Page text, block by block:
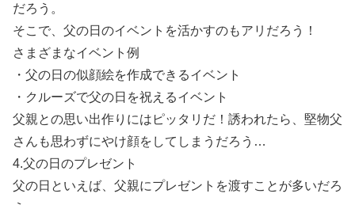
だろう。
そこで、父の日のイベントを活かすのもアリだろう！
さまざまなイベント例
・父の日の似顔絵を作成できるイベント
・クルーズで父の日を祝えるイベント
父親との思い出作りにはピッタリだ！誘われたら、堅物父
さんも思わずにやけ顔をしてしまうだろう…
4.父の日のプレゼント
父の日といえば、父親にプレゼントを渡すことが多いだろ